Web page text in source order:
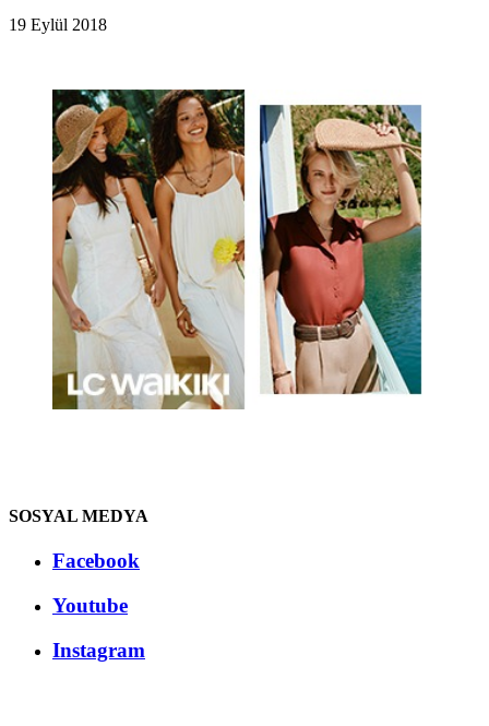
19 Eylül 2018
SOSYAL MEDYA
Facebook
Youtube
Instagram